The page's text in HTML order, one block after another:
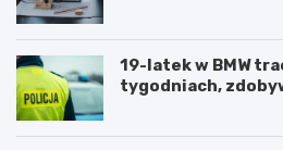
19-latek w BMW
tygodniach,